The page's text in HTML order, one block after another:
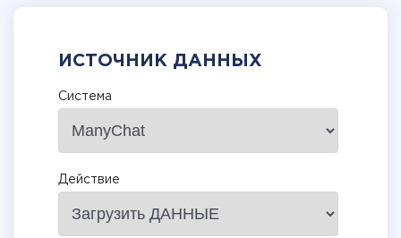
ИСТОЧНИК ДАННЫХ
Система
Действие